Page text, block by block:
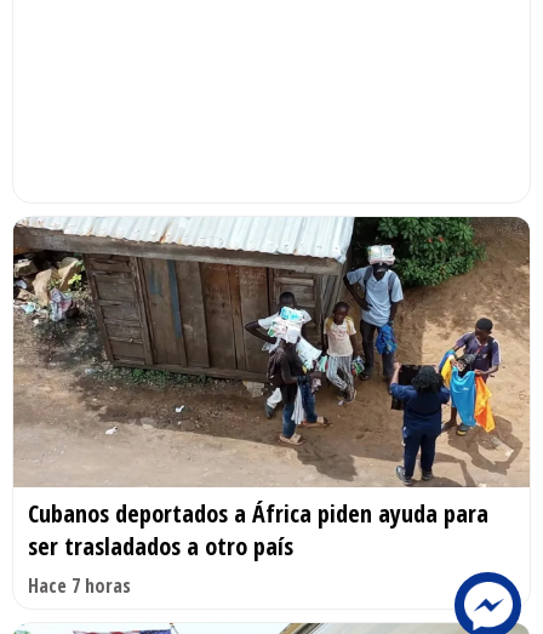
Cubanos deportados a África piden ayuda para
ser trasladados a otro país
Hace 7 horas